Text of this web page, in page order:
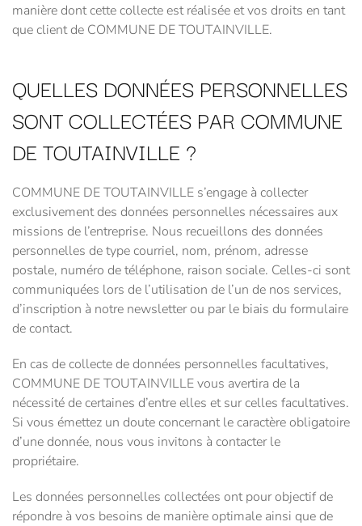
manière dont cette collecte est réalisée et vos droits en tant
que client de COMMUNE DE TOUTAINVILLE.
QUELLES DONNÉES PERSONNELLES
SONT COLLECTÉES PAR COMMUNE
DE TOUTAINVILLE ?
COMMUNE DE TOUTAINVILLE s’engage à collecter
exclusivement des données personnelles nécessaires aux
missions de l’entreprise. Nous recueillons des données
personnelles de type courriel, nom, prénom, adresse
postale, numéro de téléphone, raison sociale. Celles-ci sont
communiquées lors de l’utilisation de l’un de nos services,
d’inscription à notre newsletter ou par le biais du formulaire
de contact.
En cas de collecte de données personnelles facultatives,
COMMUNE DE TOUTAINVILLE vous avertira de la
nécessité de certaines d’entre elles et sur celles facultatives.
Si vous émettez un doute concernant le caractère obligatoire
d’une donnée, nous vous invitons à contacter le
propriétaire.
Les données personnelles collectées ont pour objectif de
répondre à vos besoins de manière optimale ainsi que de